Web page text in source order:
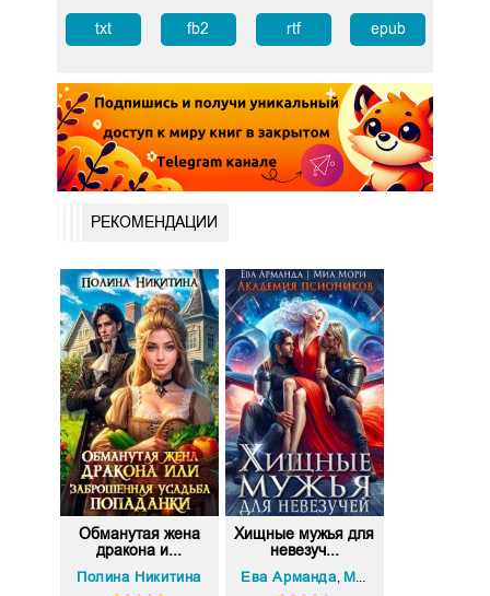
txt fb2 rtf epub
РЕКОМЕНДАЦИИ
Обманутая жена
дракона и...
Полина Никитина
Хищные мужья для
невезуч...
Ева Арманда, Миа Мори